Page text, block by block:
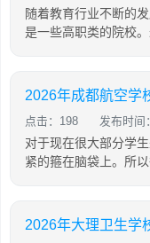
随着教育行业不断的
是一些高职类的院校
2026年成都航空学
点击：198 发布时间
对于现在很大部分学
紧的箍在脑袋上。所
2026年大理卫生学